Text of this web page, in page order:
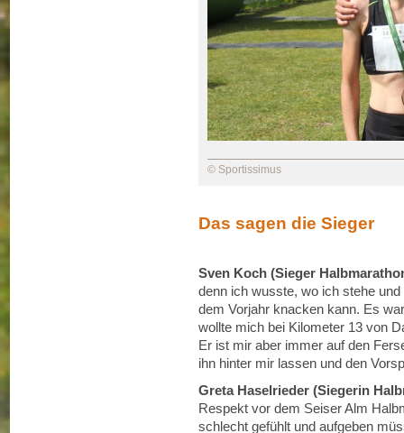
© Sportissimus
Das sagen die Sieger
Sven Koch (Sieger
denn ich wusste, wo ich stehe
dem Vorjahr knacken kann. Es
wollte mich bei Kilometer 13 von
Er ist mir aber immer auf den
ihn hinter mir lassen und den
Greta Haselrieder (Siegerin
Respekt vor dem Seiser Alm
schlecht gefühlt und aufgeben